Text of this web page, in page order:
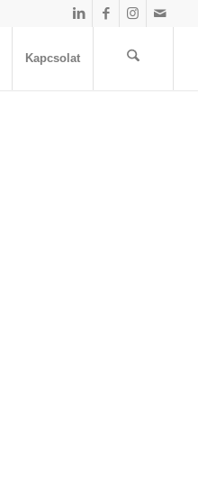
Kapcsolat